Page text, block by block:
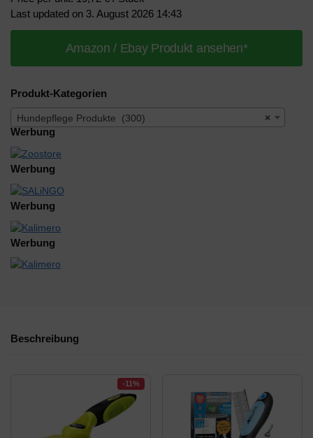
Last updated on 3. August 2026 14:43
Amazon / Ebay Produkt ansehen*
Produkt-Kategorien
×
Hundepflege Produkte (300)
Werbung
Werbung
Werbung
Werbung
Beschreibung
-11%